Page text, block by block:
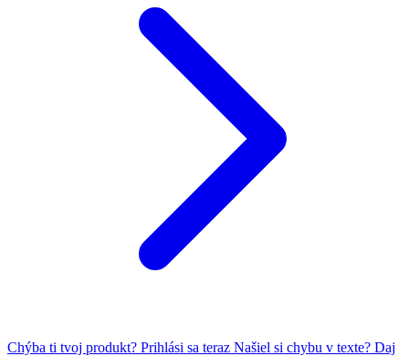
Chýba ti tvoj produkt? Prihlási sa teraz Našiel si chybu v texte? Daj